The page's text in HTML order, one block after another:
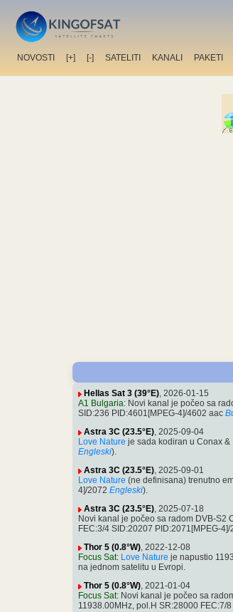
NOVOSTI [+] [-] SATELITI KANALI PAKETI
Hellas Sat 3 (39°E), 2026-01-15
A1 Bulgaria: Novi kanal je počeo sa
SID:236 PID:4601[MPEG-4]/4602 aac
Astra 3C (23.5°E), 2025-09-04
Love Nature je sada kodiran u Conax
Engleski).
Astra 3C (23.5°E), 2025-09-01
Love Nature (ne definisana) trenutno
4]/2072 Engleski).
Astra 3C (23.5°E), 2025-07-18
Novi kanal je počeo sa radom DVB-S2
FEC:3/4 SID:20207 PID:2071[MPEG-4]/
Thor 5 (0.8°W), 2022-12-08
Focus Sat: Love Nature je napustio
na jednom satelitu u Evropi.
Thor 5 (0.8°W), 2021-01-04
Focus Sat: Novi kanal je počeo sa
11938.00MHz, pol.H SR:28000 FEC:7/